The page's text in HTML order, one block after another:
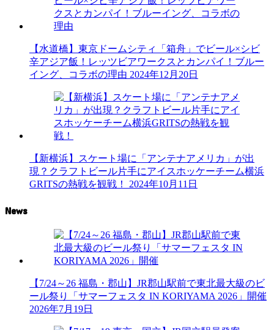
【水道橋】東京ドームシティ「箱舟」でビール×シビ
辛アジア飯！レッツビアワークスとカンパイ！ブルー
イング、コラボの理由 2024年12月20日
【新横浜】スケート場に「アンテナアメリカ」が出
現？クラフトビール片手にアイスホッケーチーム横浜
GRITSの熱戦を観戦！
2024年10月11日
News
【7/24～26 福島・郡山】JR郡山駅前で東北最大級のビ
ール祭り「サマーフェスタ IN KORIYAMA 2026」開催
2026年7月19日